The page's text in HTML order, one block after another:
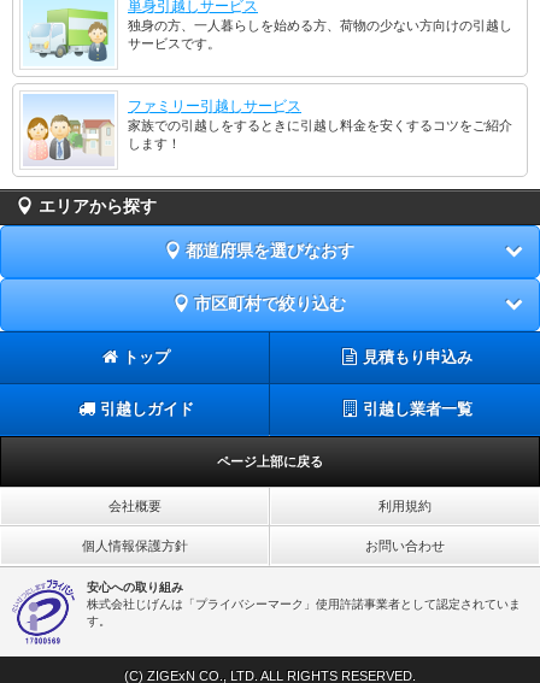
単身引越しサービス
独身の方、一人暮らしを始める方、荷物の少ない方向けの引越し
サービスです。
ファミリー引越しサービス
家族での引越しをするときに引越し料金を安くするコツをご紹介
します！
エリアから探す
都道府県を選びなおす
市区町村で絞り込む
トップ 見積もり申込み
引越しガイド 引越し業者一覧
ページ上部に戻る
会社概要 利用規約
個人情報保護方針 お問い合わせ
安心への取り組み
株式会社じげんは「プライバシーマーク」使用許諾事業者として認定されていま
す。
(C) ZIGExN CO., LTD. ALL RIGHTS RESERVED.